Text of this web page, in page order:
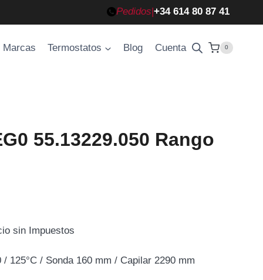
Pedidos|+34 614 80 87 41
Marcas Termostatos Blog Cuenta 0
55.13229.050 Rango
sin Impuestos
125°C / Sonda 160 mm / Capilar 2290 mm